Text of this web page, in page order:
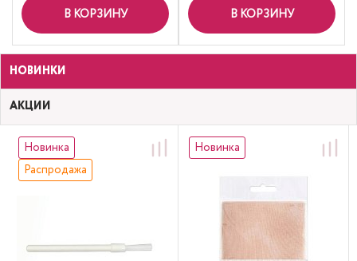
В КОРЗИНУ В КОРЗИНУ
НОВИНКИ
АКЦИИ
Новинка
Распродажа
Новинка